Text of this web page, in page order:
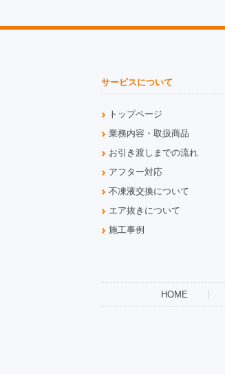
サービスについて
トップページ
業務内容・取扱商品
お引き渡しまでの流れ
アフター対応
不凍液交換について
エア抜きについて
施工事例
HOME